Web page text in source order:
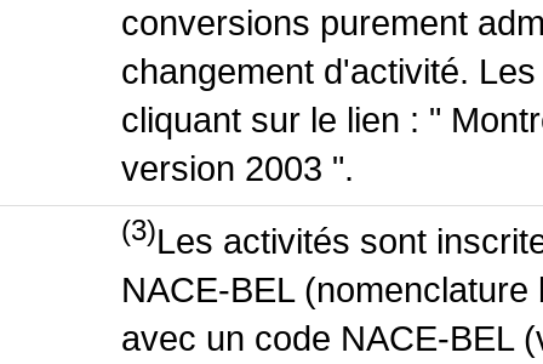
conversions purement
changement d'activité.
cliquant sur le lien : "
version 2003 ".
(3)Les activités sont
NACE-BEL
avec un code NACE-BEL